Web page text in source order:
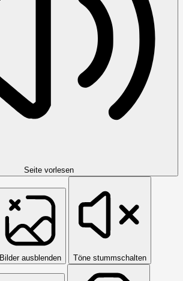
Seite vorlesen
Bilder ausblenden Töne stummschalten